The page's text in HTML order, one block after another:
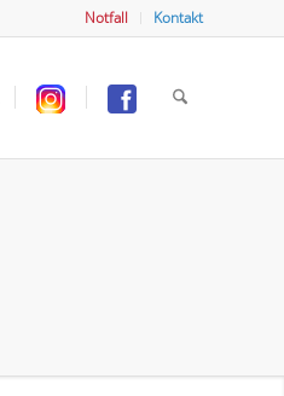
Notfall Kontakt